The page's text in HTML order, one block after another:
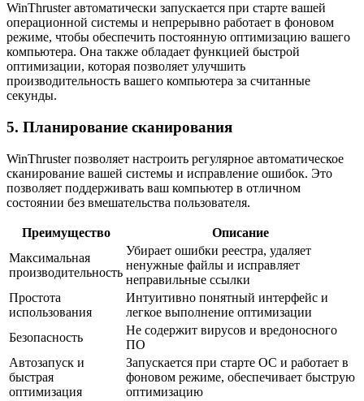
WinThruster автоматически запускается при старте вашей
операционной системы и непрерывно работает в фоновом
режиме, чтобы обеспечить постоянную оптимизацию вашего
компьютера. Она также обладает функцией быстрой
оптимизации, которая позволяет улучшить
производительность вашего компьютера за считанные
секунды.
5. Планирование сканирования
WinThruster позволяет настроить регулярное автоматическое
сканирование вашей системы и исправление ошибок. Это
позволяет поддерживать ваш компьютер в отличном
состоянии без вмешательства пользователя.
Преимущество
Описание
Максимальная
производительность
Убирает ошибки реестра, удаляет
ненужные файлы и исправляет
неправильные ссылки
Простота
использования
Интуитивно понятный интерфейс и
легкое выполнение оптимизации
Безопасность
Не содержит вирусов и вредоносного
ПО
Автозапуск и
быстрая
оптимизация
Запускается при старте ОС и работает в
фоновом режиме, обеспечивает быструю
оптимизацию